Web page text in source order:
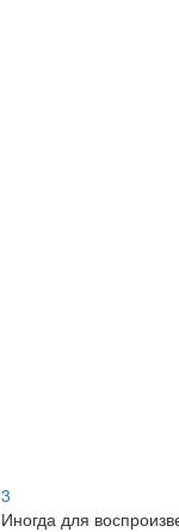
3
Иногда для